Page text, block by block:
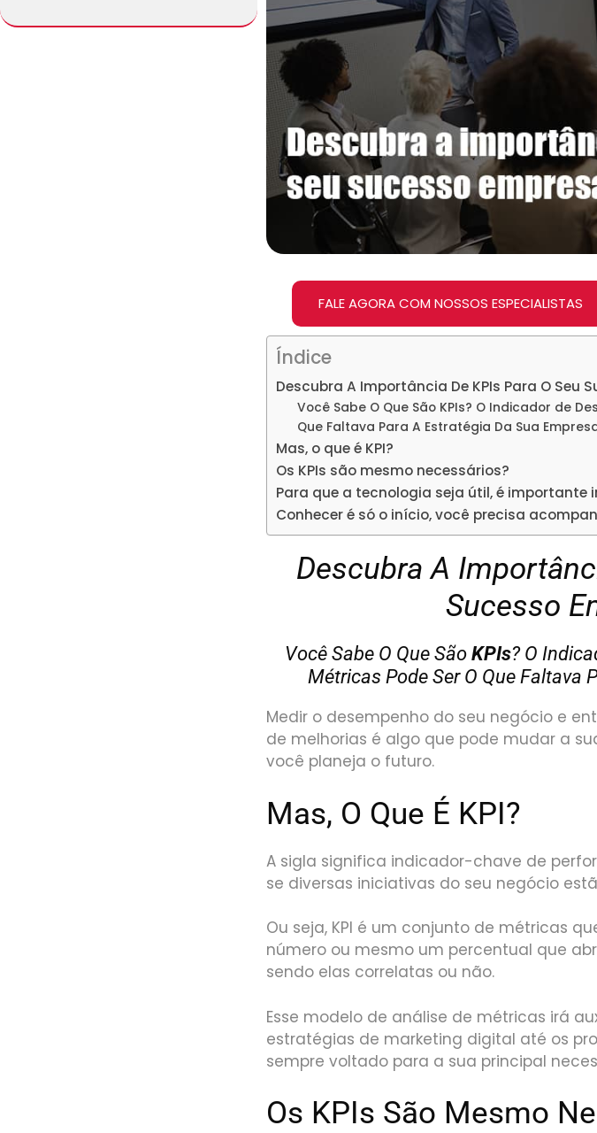
FALE AGORA COM NOSSOS ESPECIALISTAS
Índice
Descubra A Importância De KPIs Para O Seu
Você Sabe O Que São KPIs? O Indicador de
Que Faltava Para A Estratégia Da Sua
Mas, o que é KPI?
Os KPIs são mesmo necessários?
Para que a tecnologia seja útil, é importante
Conhecer é só o início, você precisa
Descubra A
Sucesso
Você Sabe O Que SãoKPIs? O
Métricas Pode Ser O Que Faltava
Medir o desempenho do seu negócio e
de melhorias é algo que pode mudar a
você planeja o futuro.
Mas, O Que É KPI?
A sigla significa indicador-chave de
se diversas iniciativas do seu negócio
Ou seja, KPI é um conjunto de métricas
número ou mesmo um percentual que
sendo elas correlatas ou não.
Esse modelo de análise de métricas irá
estratégias de marketing digital até os
sempre voltado para a sua principal
Os KPIs São Mesmo